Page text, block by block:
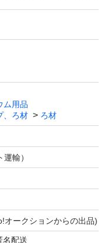
的コロニーの成長を促
然の水質を回復し、
ので、軽く水洗いして
で下さい、ろ材洗い
ります。
ム用品
、ろ材
ろ材
輸）
オークションからの出品)
名配送